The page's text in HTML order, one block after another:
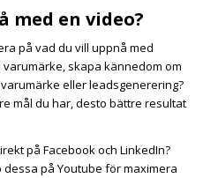
med en video?
på vad du vill uppnå med
skapa kännedom om
eller leadsgenerering?
mål du har, desto bättre resultat
på Facebook och LinkedIn?
på Youtube för maximera